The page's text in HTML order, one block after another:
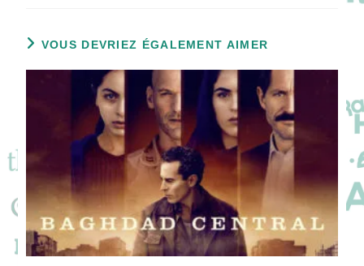
VOUS DEVRIEZ ÉGALEMENT AIMER